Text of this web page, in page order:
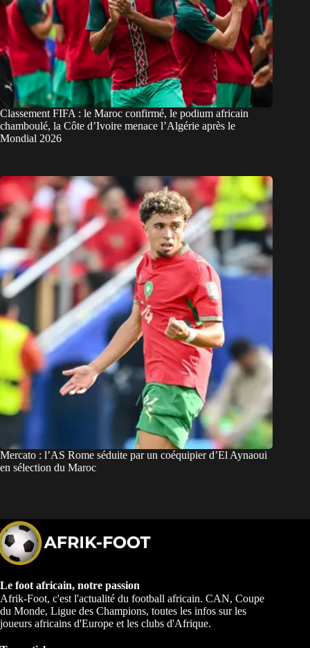
Classement FIFA : le Maroc confirmé, le podium africain
chamboulé, la Côte d’Ivoire menace l’Algérie après le
Mondial 2026
Mercato : l’AS Rome séduite par un coéquipier d’El Aynaoui
en sélection du Maroc
Le foot africain, notre passion
Afrik-Foot, c'est l'actualité du football africain. CAN, Coupe
du Monde, Ligue des Champions, toutes les infos sur les
joueurs africains d'Europe et les clubs d'Afrique.